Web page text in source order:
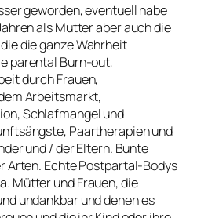
geworden, eventuell habe
als Mutter aber auch die
die ganze Wahrheit
parental Burn-out,
durch Frauen,
Arbeitsmarkt,
Schlafmangel und
Paartherapien und
und / der Eltern. Bunte
Arten. Echte Postpartal-Bodys
Mütter und Frauen, die
undankbar und denen es